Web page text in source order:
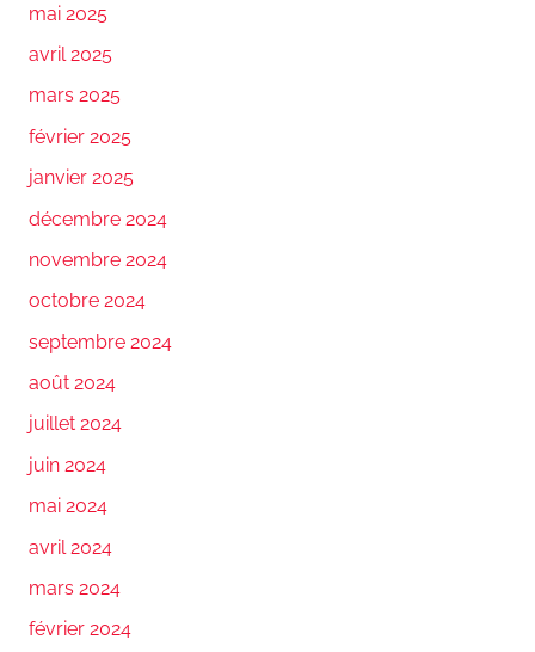
mai 2025
avril 2025
mars 2025
février 2025
janvier 2025
décembre 2024
novembre 2024
octobre 2024
septembre 2024
août 2024
juillet 2024
juin 2024
mai 2024
avril 2024
mars 2024
février 2024